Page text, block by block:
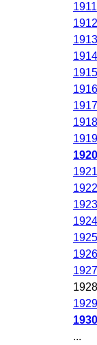
1911
1912
1913
1914
1915
1916
1917
1918
1919
1920
1921
1922
1923
1924
1925
1926
1927
1928
1929
1930
...